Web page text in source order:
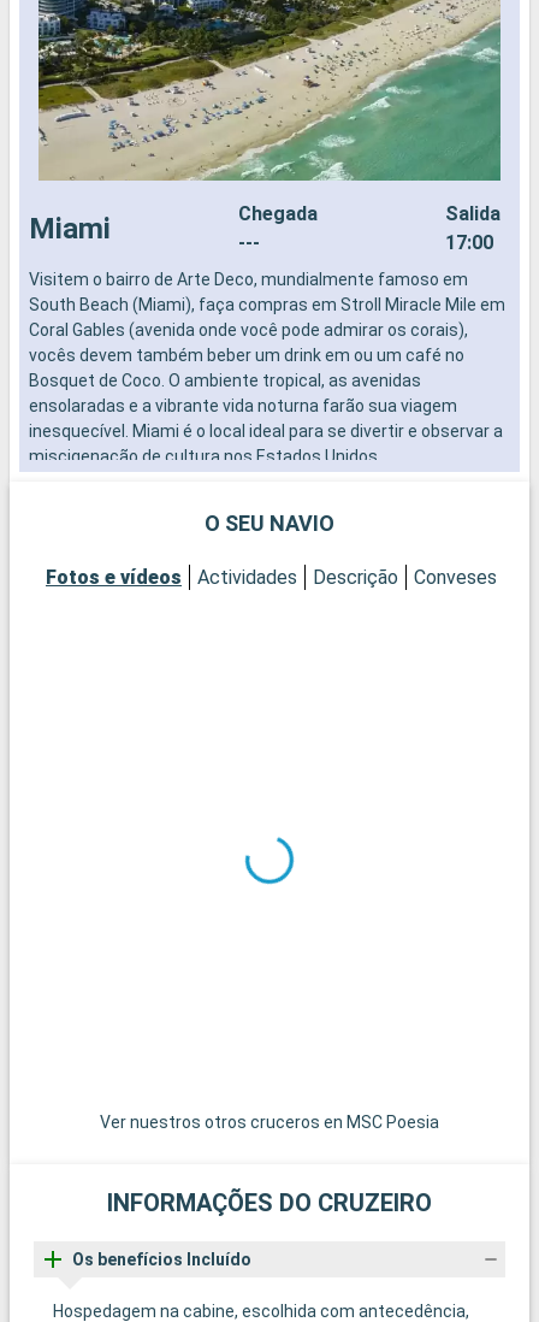
Miami
Chegada
---
Salida
17:00
Visitem o bairro de Arte Deco, mundialmente famoso em
South Beach (Miami), faça compras em Stroll Miracle Mile em
Coral Gables (avenida onde você pode admirar os corais),
vocês devem também beber um drink em ou um café no
Bosquet de Coco. O ambiente tropical, as avenidas
ensolaradas e a vibrante vida noturna farão sua viagem
inesquecível. Miami é o local ideal para se divertir e observar a
miscigenação de cultura nos Estados Unidos.
O SEU NAVIO
Fotos e vídeos Actividades Descrição Conveses
Ver nuestros otros cruceros en MSC Poesia
INFORMAÇÕES DO CRUZEIRO
Os benefícios Incluído
Hospedagem na cabine, escolhida com antecedência,